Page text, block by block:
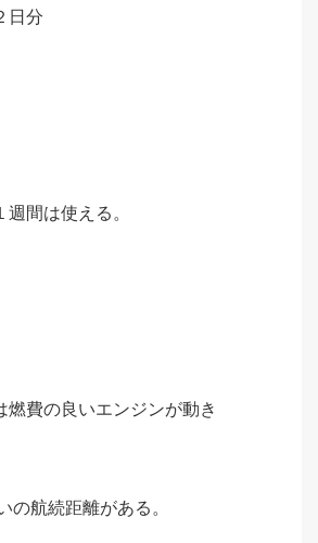
日分
間は使える。
燃費の良いエンジンが動き
の航続距離がある。